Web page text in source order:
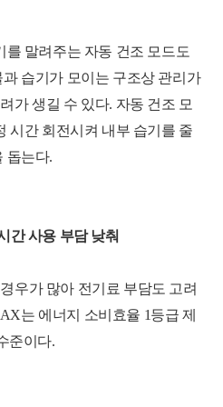
를 말려주는 자동 건조 모드도
습기가 모이는 구조상 관리가
가 생길 수 있다. 자동 건조 모
시간 회전시켜 내부 습기를 줄
돕는다.
간 사용 부담 낮춰
우가 많아 전기료 부담도 고려
는 에너지 소비효율 1등급 제
준이다.